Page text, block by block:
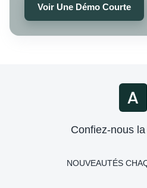
Voir Une Démo Courte
Confiez-nous
NOUVEAUTÉS